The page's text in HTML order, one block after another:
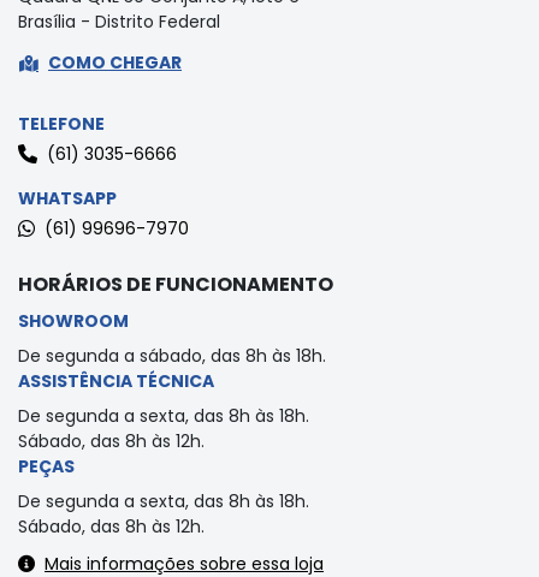
Brasília - Distrito Federal
COMO CHEGAR
TELEFONE
(61) 3035-6666
WHATSAPP
(61) 99696-7970
HORÁRIOS DE FUNCIONAMENTO
SHOWROOM
De segunda a sábado, das 8h às 18h.
ASSISTÊNCIA TÉCNICA
De segunda a sexta, das 8h às 18h.
Sábado, das 8h às 12h.
PEÇAS
De segunda a sexta, das 8h às 18h.
Sábado, das 8h às 12h.
Mais informações sobre essa loja